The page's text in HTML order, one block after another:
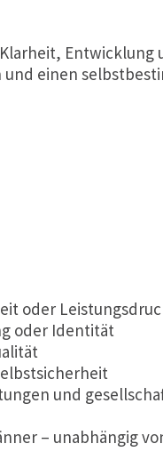
und einen
oder
oder Identität
und
– unabhängig